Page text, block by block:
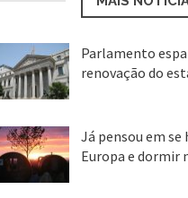
Parlamento
renovação do
Já pensou em se
Europa e